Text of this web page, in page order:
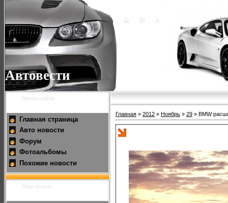
Автовести
Меню сайта
Главная страница
Авто новости
Форум
Фотоальбомы
Похожие новости
Наш опрос
Главная » 2012 » Ноябрь » 29 » BMW